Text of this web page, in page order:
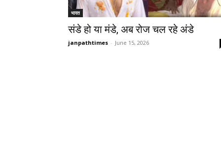
भारत
संडे हो या मंडे, अब रोज चल रहे अंडे
janpathtimes - June 15, 2026